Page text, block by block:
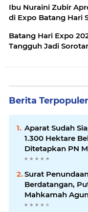
Ibu Nuraini Zubir
di Expo Batang Hari
Batang Hari Expo
Tangguh Jadi
Berita Terpopuler
Aparat Sudah
1.300 Hektare
Ditetapkan PN
Ada Apa?
Surat
Berdatangan,
Mahkamah
Mengapa